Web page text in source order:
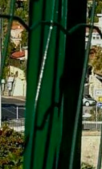
J’AI FAIT
D’IDENTITÉ
INTÉRIEURE
J’AI ÉTÉ
FRONTIÈRE
JE
JE SUIS EN